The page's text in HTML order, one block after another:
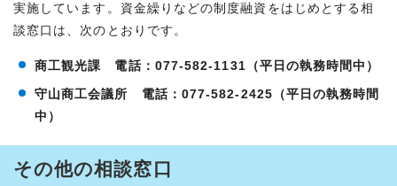
実施しています。資金繰りなどの制度融資をはじめとする相
談窓口は、次のとおりです。
商工観光課 電話：077-582-1131（平日の執務時間中）
守山商工会議所 電話：077-582-2425（平日の執務時間
中）
その他の相談窓口